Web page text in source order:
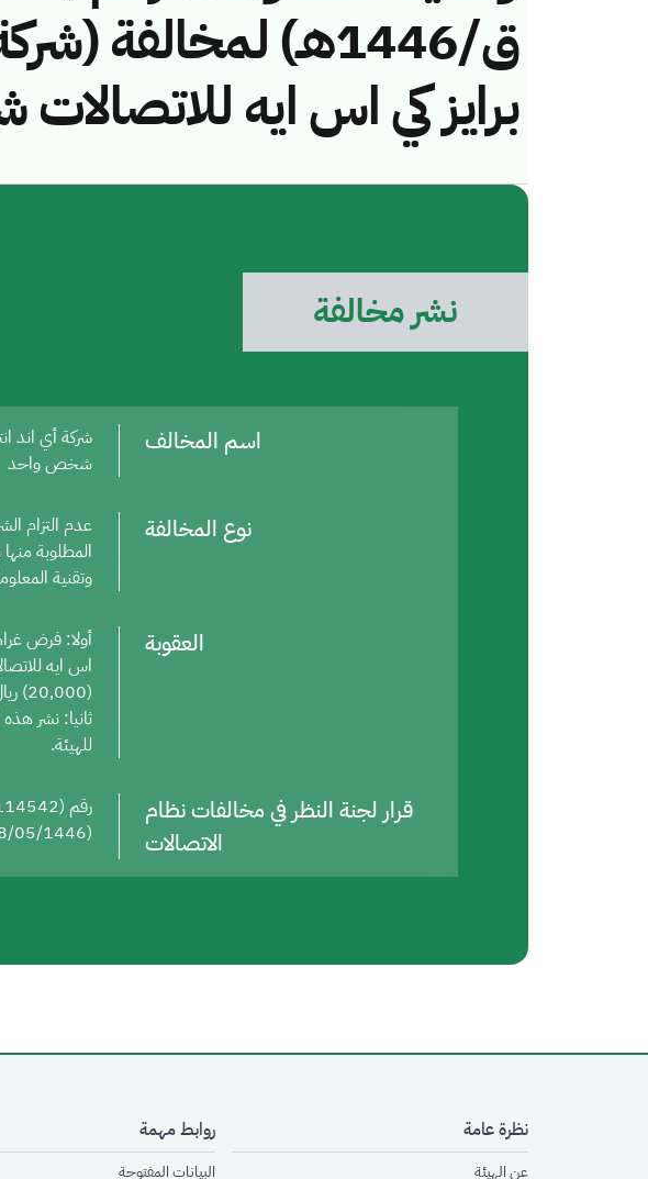
ق/1446هـ) لمخالفة
برايز كي اس ايه
نشر مخالفة
اسم المخالف
شركة أي اند
شخص واحد
نوع المخالفة
عدم التزام
المطلوبة
وتقنية
العقوبة
أولا: فرض
اس ايه
(20,000) ريال سعودي.
ثانيا: نشر هذه
للهيئة.
قرار لجنة النظر في مخالفات نظام
الاتصالات
(18/05/1446هـ)
نظرة عامة
عن الهيئةopens in new window
روابط مهمة
البيانات المفتوحةin new window